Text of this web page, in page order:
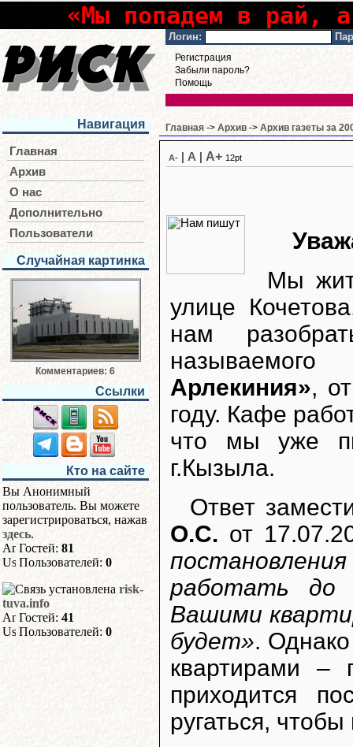
«Мы попадем в рай,
Логин:
Регистрация
Забыли пароль?
Помощь
Навигация
Главная
Архив
О нас
Дополнительно
Пользователи
Случайная картинка
Комментариев: 6
Ссылки
Кто на сайте
Вы Анонимный
пользователь. Вы можете
зарегистрироваться, нажав
здесь.
Гостей: 81
Пользователей: 0
risk-
tuva.info
Гостей: 41
Пользователей: 0
Главная -> Архив -> Архив газеты за
A- A A+ 12pt
Мы
улице
нам
Арлекиния»,
году. Кафе
что мы уже
г.Кызыла.
Ответ
О.С. от
работать до
Вашими
будет».
квартирами –
приходится
ругаться,